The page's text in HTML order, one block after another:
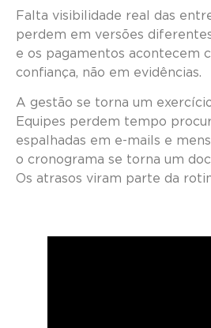
Falta visibilidade real das
perdem em versões
e os pagamentos acontecem
confiança, não em evidências.
A gestão se torna um
Equipes perdem tempo
espalhadas em e-mails e
o cronograma se torna um
Os atrasos viram parte da